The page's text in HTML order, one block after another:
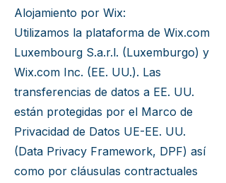
Alojamiento por Wix:
Utilizamos la plataforma de Wix.com
Luxembourg S.a.r.l. (Luxemburgo) y
Wix.com Inc. (EE. UU.). Las
transferencias de datos a EE. UU.
están protegidas por el Marco de
Privacidad de Datos UE-EE. UU.
(Data Privacy Framework, DPF) así
como por cláusulas contractuales